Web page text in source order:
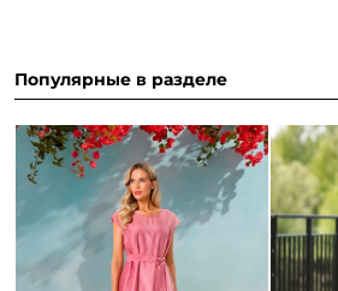
Популярные в разделе